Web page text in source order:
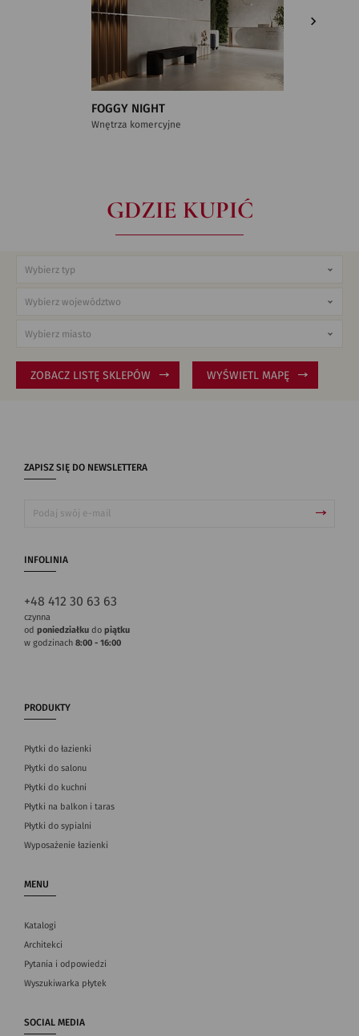
FOGGY NIGHT
Wnętrza komercyjne
GDZIE KUPIĆ
ZOBACZ LISTĘ SKLEPÓW WYŚWIETL MAPĘ
ZAPISZ SIĘ DO NEWSLETTERA
INFOLINIA
+48 412 30 63 63
czynna
od poniedziałku do piątku
w godzinach 8:00 - 16:00
PRODUKTY
Płytki do łazienki
Płytki do salonu
Płytki do kuchni
Płytki na balkon i taras
Płytki do sypialni
Wyposażenie łazienki
MENU
Katalogi
Architekci
Pytania i odpowiedzi
Wyszukiwarka płytek
SOCIAL MEDIA